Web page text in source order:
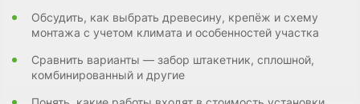
Обсудить, как выбрать древесину, крепёж и схему
монтажа с учетом климата и особенностей участка
Сравнить варианты — забор штакетник, сплошной,
комбинированный и другие